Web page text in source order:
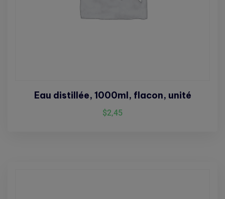
Eau distillée, 1000ml, flacon, unité
$2,45